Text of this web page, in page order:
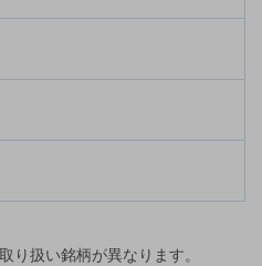
り扱い銘柄が異なります。